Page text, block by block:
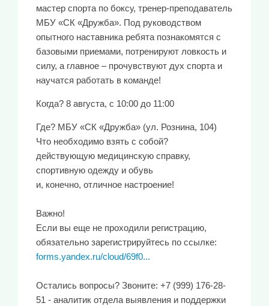
мастер спорта по боксу, тренер-преподаватель
МБУ «СК «Дружба». Под руководством
опытного наставника ребята познакомятся с
базовыми приемами, потренируют ловкость и
силу, а главное – прочувствуют дух спорта и
научатся работать в команде!
Когда? 8 августа, с 10:00 до 11:00
Где? МБУ «СК «Дружба» (ул. Рознина, 104)
Что необходимо взять с собой?
действующую медицинскую справку,
спортивную одежду и обувь
и, конечно, отличное настроение!
Важно!
Если вы еще не проходили регистрацию,
обязательно зарегистрируйтесь по ссылке:
forms.yandex.ru/cloud/69f0...
Остались вопросы? Звоните: +7 (999) 176-28-
51 - аналитик отдела выявления и поддержки